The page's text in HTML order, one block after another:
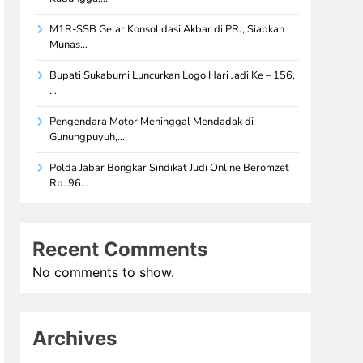
M1R-SSB Gelar Konsolidasi Akbar di PRJ, Siapkan
Munas…
Bupati Sukabumi Luncurkan Logo Hari Jadi Ke – 156,
…
Pengendara Motor Meninggal Mendadak di
Gunungpuyuh,…
Polda Jabar Bongkar Sindikat Judi Online Beromzet
Rp. 96…
Recent Comments
No comments to show.
Archives